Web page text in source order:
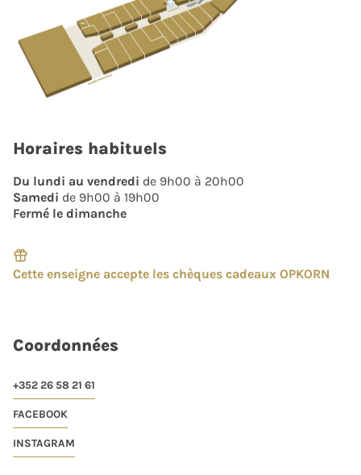
Horaires habituels
Du lundi au vendredi de 9h00 à 20h00
Samedi de 9h00 à 19h00
Fermé le dimanche
Cette enseigne accepte les chèques cadeaux OPKORN
Coordonnées
+352 26 58 21 61
FACEBOOK
INSTAGRAM